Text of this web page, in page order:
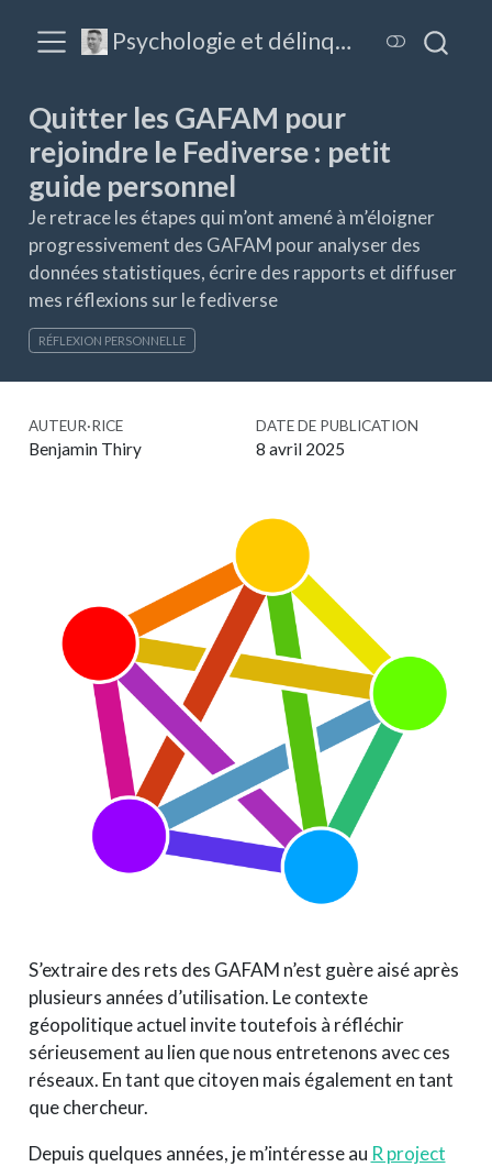
Psychologie et délinquance
Quitter les GAFAM pour
rejoindre le Fediverse : petit
guide personnel
Je retrace les étapes qui m’ont amené à m’éloigner
progressivement des GAFAM pour analyser des
données statistiques, écrire des rapports et diffuser
mes réflexions sur le fediverse
RÉFLEXION PERSONNELLE
AUTEUR·RICE
Benjamin Thiry
DATE DE PUBLICATION
8 avril 2025
S’extraire des rets des GAFAM n’est guère aisé après
plusieurs années d’utilisation. Le contexte
géopolitique actuel invite toutefois à réfléchir
sérieusement au lien que nous entretenons avec ces
réseaux. En tant que citoyen mais également en tant
que chercheur.
Depuis quelques années, je m’intéresse au R project